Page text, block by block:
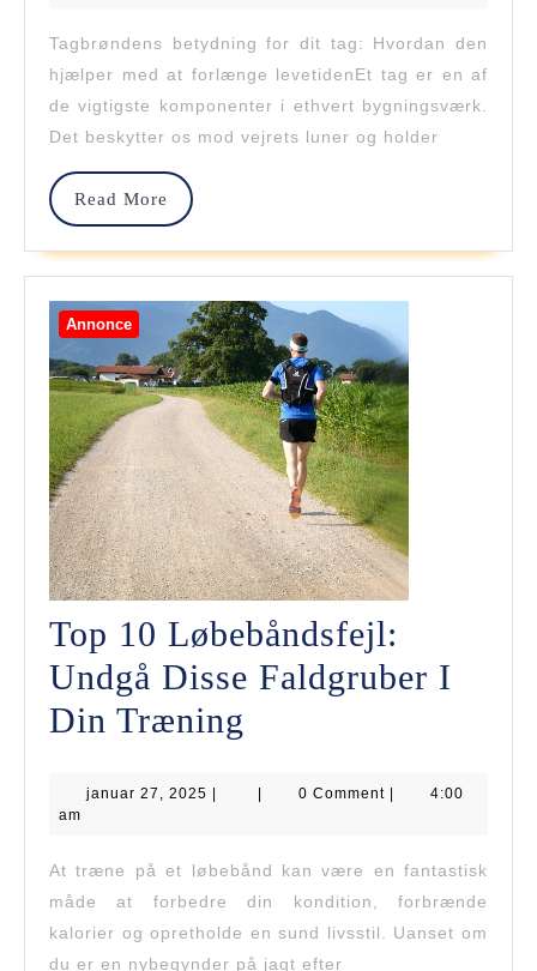
Tag:
Hvordan
Den
At
Forlænge
Levetiden
Tagbrøndens betydning for dit tag: Hvordan den
hjælper med at forlænge levetidenEt tag er en af
de vigtigste komponenter i ethvert bygningsværk.
Det beskytter os mod vejrets luner og holder
Read More
Read
Annonce
Top 10 Løbebåndsfejl:
Undgå Disse Faldgruber I
Din Træning
Løbebåndsfejl:
Disse
Faldgruber
januar 27, 2025 januar
0 Comment
4:00
am
At træne på et løbebånd kan være en fantastisk
måde at forbedre din kondition, forbrænde
kalorier og opretholde en sund livsstil. Uanset om
du er en nybegynder på jagt efter